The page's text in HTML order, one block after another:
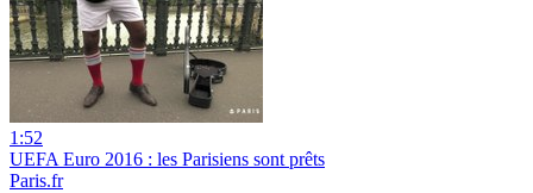
1:52
UEFA Euro 2016 : les Parisiens sont prêts
Paris.fr